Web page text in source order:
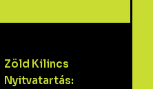
Zöld Kilincs
Nyitvatartás: